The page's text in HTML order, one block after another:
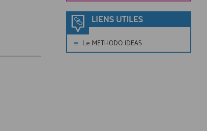
LIENS UTILES
Le METHODO IDEAS